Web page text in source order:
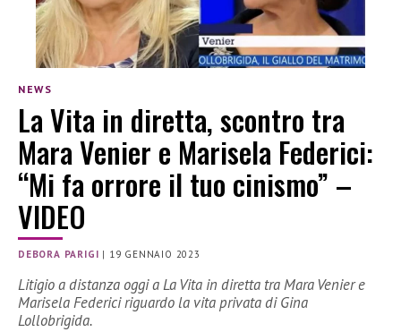
NEWS
La Vita in diretta, scontro tra
Mara Venier e Marisela Federici:
“Mi fa orrore il tuo cinismo” –
VIDEO
DEBORA PARIGI | 19 GENNAIO 2023
Litigio a distanza oggi a La Vita in diretta tra Mara Venier e
Marisela Federici riguardo la vita privata di Gina
Lollobrigida.